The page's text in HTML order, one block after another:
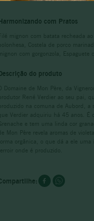
com Pratos
mignon com batata recheada
Costela de porco
com gorgonzola, Espaguete
do produto
Domaine de Mon Père, da
René Verdier ao seu pai,
na comuna de Aubord, a
Verdier adquiriu há 45 anos. É
e tem uma linda cor
Mon Père revela aromas de
orgânica, o que dá a ele uma
onde é produzido.